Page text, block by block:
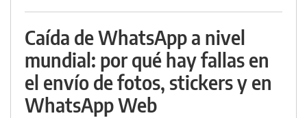
Caída de WhatsApp a nivel
mundial: por qué hay fallas en
el envío de fotos, stickers y en
WhatsApp Web